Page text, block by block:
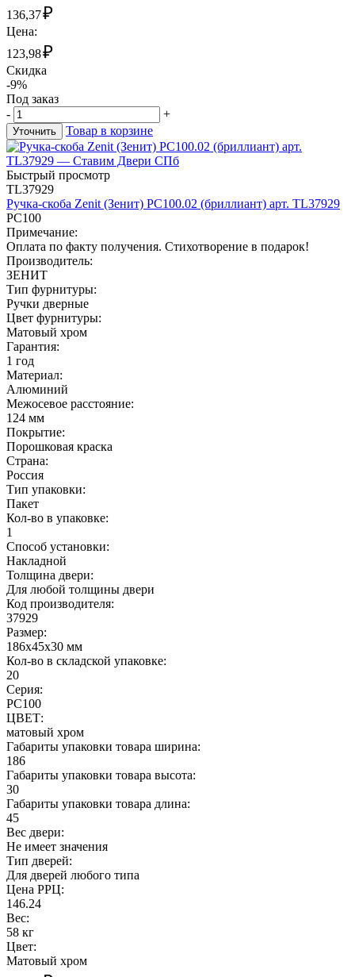
136,37₽
Цена:
123,98₽
Скидка
-9%
Под заказ
-
+
Уточнить Товар в корзине
Быстрый просмотр
TL37929
Ручка-скоба Zenit (Зенит) РС100.02 (бриллиант) арт. TL37929
РС100
Примечание:
Оплата по факту получения. Стихотворение в подарок!
Производитель:
ЗЕНИТ
Тип фурнитуры:
Ручки дверные
Цвет фурнитуры:
Матовый хром
Гарантия:
1 год
Материал:
Алюминий
Межосевое расстояние:
124 мм
Покрытие:
Порошковая краска
Страна:
Россия
Тип упаковки:
Пакет
Кол-во в упаковке:
1
Способ установки:
Накладной
Толщина двери:
Для любой толщины двери
Код производителя:
37929
Размер:
186x45x30 мм
Кол-во в складской упаковке:
20
Серия:
РС100
ЦВЕТ:
матовый хром
Габариты упаковки товара ширина:
186
Габариты упаковки товара высота:
30
Габариты упаковки товара длина:
45
Вес двери:
Не имеет значения
Тип дверей:
Для дверей любого типа
Цена РРЦ:
146.24
Вес:
58 кг
Цвет:
Матовый хром